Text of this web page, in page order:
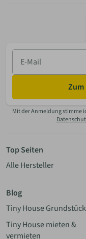
E-
Mail
Mit der Anmeldung stimme
Top Seiten
Alle Hersteller
Blog
Tiny House
Tiny House mieten &
vermieten